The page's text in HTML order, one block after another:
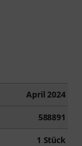
April 2024
588891
1 Stück